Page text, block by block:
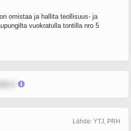
omistaa ja hallita teollisuus- ja
vuokratulla tontilla nro 5
Lähde: YTJ, PRH